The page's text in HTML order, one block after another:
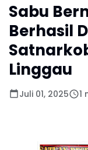
Sabu
Berhasil
Linggau
Juli 01, 2025 1